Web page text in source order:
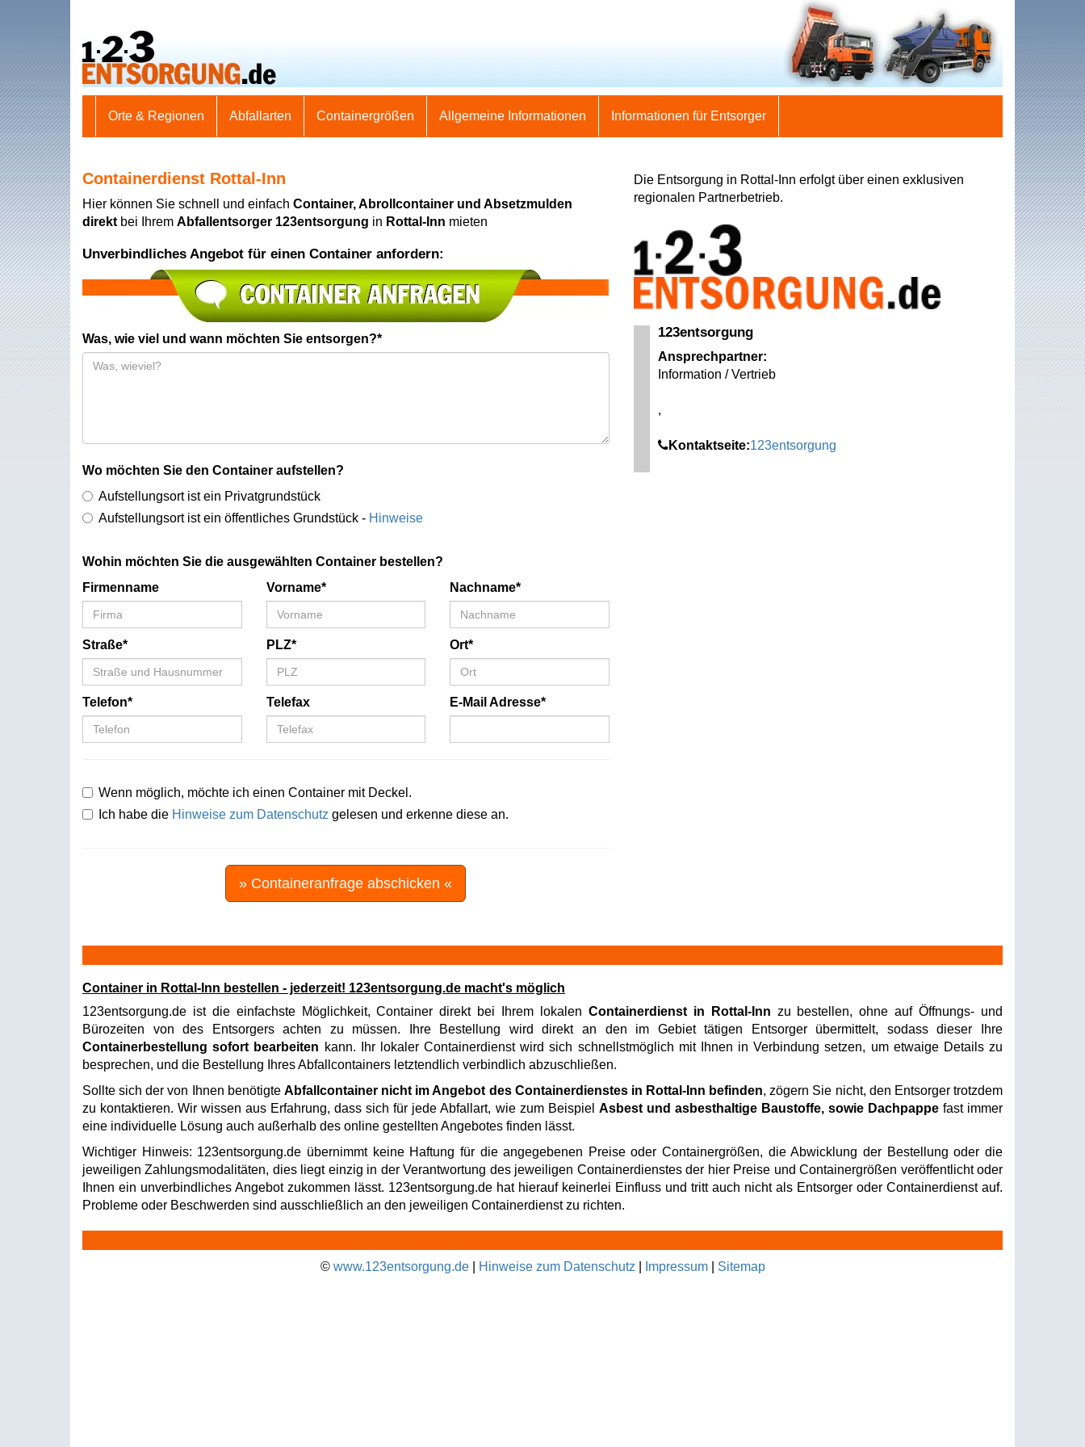
Orte & Regionen Abfallarten Containergrößen Allgemeine Informationen Informationen für Entsorger
Containerdienst Rottal-Inn
Hier können Sie schnell und einfach Container, Abrollcontainer und Absetzmulden
direkt bei Ihrem Abfallentsorger 123entsorgung in Rottal-Inn mieten
Unverbindliches Angebot für einen Container anfordern:
Was, wie viel und wann möchten Sie entsorgen?*
Wo möchten Sie den Container aufstellen?
Aufstellungsort ist ein Privatgrundstück
Aufstellungsort ist ein öffentliches Grundstück - Hinweise
Wohin möchten Sie die ausgewählten Container bestellen?
Firmenname
Vorname* Nachname*
Straße* PLZ* Ort*
Telefon* Telefax E-Mail Adresse*
Wenn möglich, möchte ich einen Container mit Deckel.
Ich habe die Hinweise zum Datenschutz gelesen und erkenne diese an.
» Containeranfrage abschicken «
Die Entsorgung in Rottal-Inn erfolgt über einen exklusiven
regionalen Partnerbetrieb.
123entsorgung
Ansprechpartner:
Information / Vertrieb
,
Kontaktseite:123entsorgung
Container in Rottal-Inn bestellen - jederzeit! 123entsorgung.de macht's möglich
123entsorgung.de ist die einfachste Möglichkeit, Container direkt bei Ihrem lokalen Containerdienst in Rottal-Inn zu bestellen, ohne auf Öffnungs- und
Bürozeiten von des Entsorgers achten zu müssen. Ihre Bestellung wird direkt an den im Gebiet tätigen Entsorger übermittelt, sodass dieser Ihre
Containerbestellung sofort bearbeiten kann. Ihr lokaler Containerdienst wird sich schnellstmöglich mit Ihnen in Verbindung setzen, um etwaige Details zu
besprechen, und die Bestellung Ihres Abfallcontainers letztendlich verbindlich abzuschließen.
Sollte sich der von Ihnen benötigte Abfallcontainer nicht im Angebot des Containerdienstes in Rottal-Inn befinden, zögern Sie nicht, den Entsorger trotzdem
zu kontaktieren. Wir wissen aus Erfahrung, dass sich für jede Abfallart, wie zum Beispiel Asbest und asbesthaltige Baustoffe, sowie Dachpappefast immer
eine individuelle Lösung auch außerhalb des online gestellten Angebotes finden lässt.
Wichtiger Hinweis: 123entsorgung.de übernimmt keine Haftung für die angegebenen Preise oder Containergrößen, die Abwicklung der Bestellung oder die
jeweiligen Zahlungsmodalitäten, dies liegt einzig in der Verantwortung des jeweiligen Containerdienstes der hier Preise und Containergrößen veröffentlicht oder
Ihnen ein unverbindliches Angebot zukommen lässt. 123entsorgung.de hat hierauf keinerlei Einfluss und tritt auch nicht als Entsorger oder Containerdienst auf.
Probleme oder Beschwerden sind ausschließlich an den jeweiligen Containerdienst zu richten.
© www.123entsorgung.de| Hinweise zum Datenschutz Impressum| Sitemap